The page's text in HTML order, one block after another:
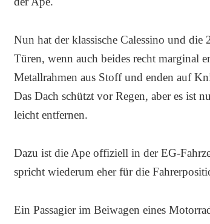
Nun hat der klassische Calessino und die
Türen, wenn auch beides recht marginal
Metallrahmen aus Stoff und enden auf
Das Dach schützt vor Regen, aber es ist
leicht entfernen.
Dazu ist die Ape offiziell in der EG-
spricht wiederum eher für die
Ein Passagier im Beiwagen eines